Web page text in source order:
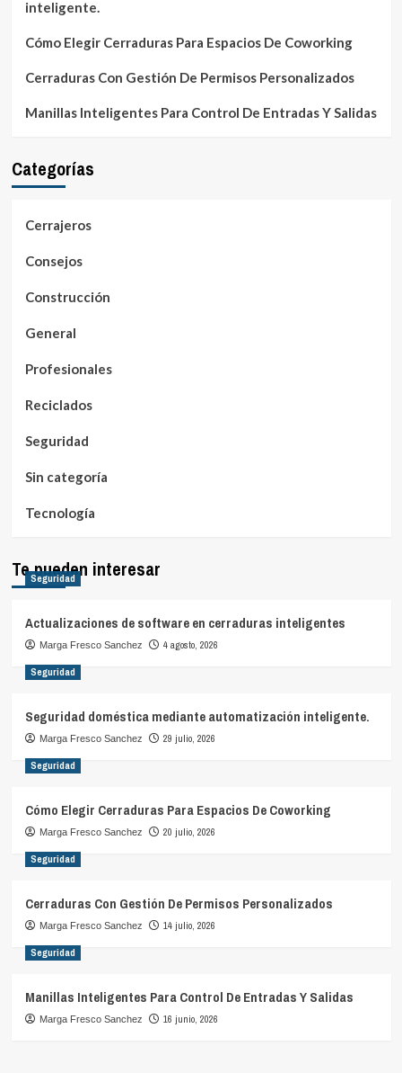
inteligente.
Cómo Elegir Cerraduras Para Espacios De Coworking
Cerraduras Con Gestión De Permisos Personalizados
Manillas Inteligentes Para Control De Entradas Y Salidas
Categorías
Cerrajeros
Consejos
Construcción
General
Profesionales
Reciclados
Seguridad
Sin categoría
Tecnología
Te pueden interesar
Seguridad
Actualizaciones de software en cerraduras inteligentes
Marga Fresco Sanchez 4 agosto, 2026
Seguridad
Seguridad doméstica mediante automatización inteligente.
Marga Fresco Sanchez 29 julio, 2026
Seguridad
Cómo Elegir Cerraduras Para Espacios De Coworking
Marga Fresco Sanchez 20 julio, 2026
Seguridad
Cerraduras Con Gestión De Permisos Personalizados
Marga Fresco Sanchez 14 julio, 2026
Seguridad
Manillas Inteligentes Para Control De Entradas Y Salidas
Marga Fresco Sanchez 16 junio, 2026